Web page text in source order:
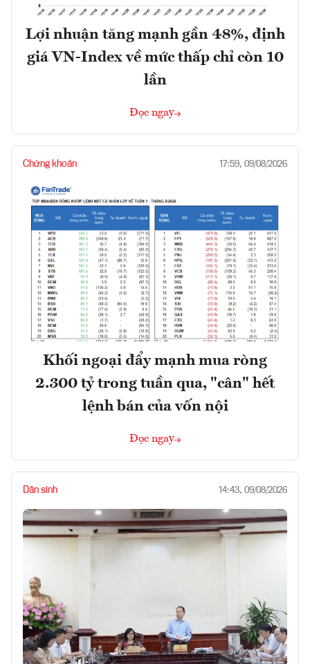
Lợi nhuận tăng mạnh gần 48%, định
giá VN-Index về mức thấp chỉ còn 10
lần
Đọc ngay
Chứng khoán 17:59, 09/08/2026
Khối ngoại đẩy mạnh mua ròng
2.300 tỷ trong tuần qua, "cân" hết
lệnh bán của vốn nội
Đọc ngay
Dân sinh 14:43, 09/08/2026